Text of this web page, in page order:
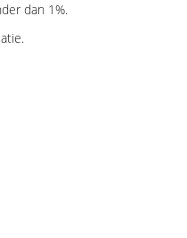
dan 1%.